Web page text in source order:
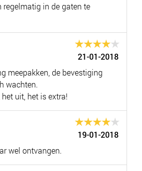
regelmatig in de gaten te
21-01-2018
meepakken, de bevestiging
wachten.
uit, het is extra!
19-01-2018
wel ontvangen.